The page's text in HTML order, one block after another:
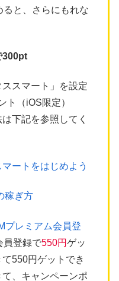
ると、さらにもれな
300pt
スマート」を設定
ト（iOS限定）
下記を参照してく
ートをはじめよう
稼ぎ方
プレミアム会員登
員登録で550円ゲッ
550円ゲットでき
、キャンペーンポ